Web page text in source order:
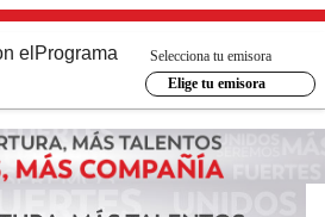
el Programa
Selecciona tu emisora
Elige tu emisora